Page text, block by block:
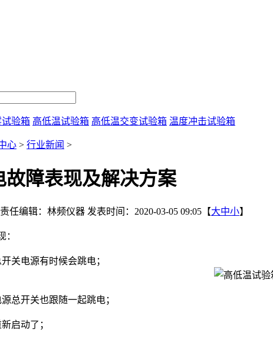
试验箱 高低温试验箱 高低温交变试验箱 温度冲击试验箱
心 > 行业新闻 >
障表现及解决方案
任编辑：林频仪器 发表时间：2020-03-05 09:05【大中小】
：
电源有时候会跳电；
开关也跟随一起跳电；
启动了；